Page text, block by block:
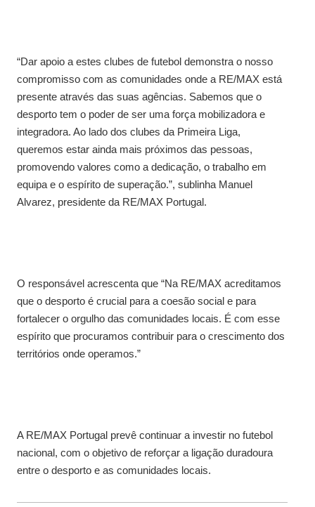
“Dar apoio a estes clubes de futebol demonstra o nosso
compromisso com as comunidades onde a RE/MAX está
presente através das suas agências. Sabemos que o
desporto tem o poder de ser uma força mobilizadora e
integradora. Ao lado dos clubes da Primeira Liga,
queremos estar ainda mais próximos das pessoas,
promovendo valores como a dedicação, o trabalho em
equipa e o espírito de superação.”, sublinha Manuel
Alvarez, presidente da RE/MAX Portugal.
O responsável acrescenta que “Na RE/MAX acreditamos
que o desporto é crucial para a coesão social e para
fortalecer o orgulho das comunidades locais. É com esse
espírito que procuramos contribuir para o crescimento dos
territórios onde operamos.”
A RE/MAX Portugal prevê continuar a investir no futebol
nacional, com o objetivo de reforçar a ligação duradoura
entre o desporto e as comunidades locais.